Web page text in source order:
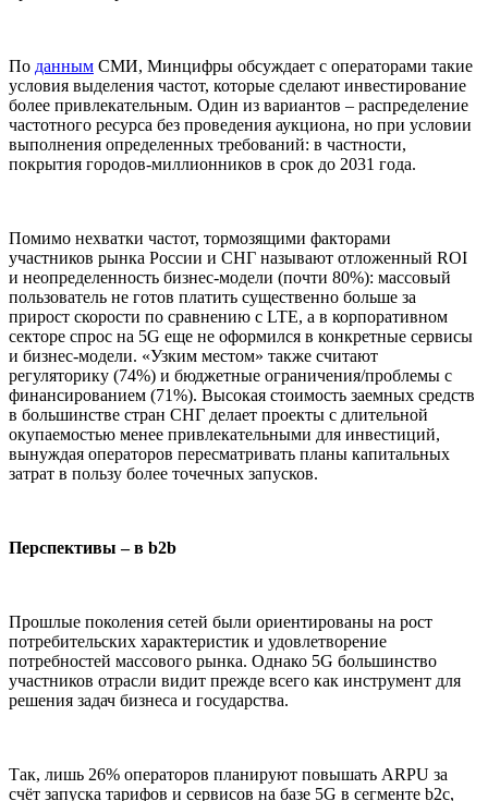
По данным СМИ, Минцифры обсуждает с операторами такие
условия выделения частот, которые сделают инвестирование
более привлекательным. Один из вариантов – распределение
частотного ресурса без проведения аукциона, но при условии
выполнения определенных требований: в частности,
покрытия городов-миллионников в срок до 2031 года.
Помимо нехватки частот, тормозящими факторами
участников рынка России и СНГ называют отложенный ROI
и неопределенность бизнес-модели (почти 80%): массовый
пользователь не готов платить существенно больше за
прирост скорости по сравнению с LTE, а в корпоративном
секторе спрос на 5G еще не оформился в конкретные сервисы
и бизнес-модели. «Узким местом» также считают
регуляторику (74%) и бюджетные ограничения/проблемы с
финансированием (71%). Высокая стоимость заемных средств
в большинстве стран СНГ делает проекты с длительной
окупаемостью менее привлекательными для инвестиций,
вынуждая операторов пересматривать планы капитальных
затрат в пользу более точечных запусков.
Перспективы – в b2b
Прошлые поколения сетей были ориентированы на рост
потребительских характеристик и удовлетворение
потребностей массового рынка. Однако 5G большинство
участников отрасли видит прежде всего как инструмент для
решения задач бизнеса и государства.
Так, лишь 26% операторов планируют повышать ARPU за
счёт запуска тарифов и сервисов на базе 5G в сегменте b2c,